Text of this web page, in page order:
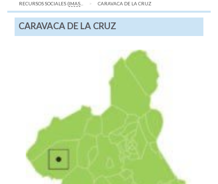
RECURSOS SOCIALES (IMAS AQUÍ:
CARAVACA DE LA CRUZ
CARAVACA DE LA CRUZ